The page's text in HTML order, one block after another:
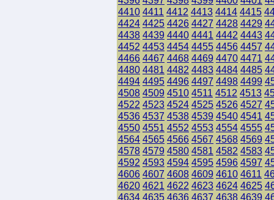
4410 4411 4412 4413 4414 4415
4424 4425 4426 4427 4428 4429
4438 4439 4440 4441 4442 4443
4452 4453 4454 4455 4456 4457
4466 4467 4468 4469 4470 4471
4480 4481 4482 4483 4484 4485
4494 4495 4496 4497 4498 4499
4508 4509 4510 4511 4512 4513
4522 4523 4524 4525 4526 4527
4536 4537 4538 4539 4540 4541
4550 4551 4552 4553 4554 4555
4564 4565 4566 4567 4568 4569
4578 4579 4580 4581 4582 4583
4592 4593 4594 4595 4596 4597
4606 4607 4608 4609 4610 4611
4620 4621 4622 4623 4624 4625
4634 4635 4636 4637 4638 4639